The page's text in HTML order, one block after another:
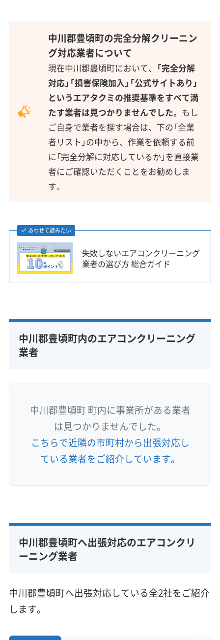
中川郡豊頃町の完全分解クリーニン
グ対応業者について
現在中川郡豊頃町において、 「完全分解
対応」「損害保険加入」「公式サイトあり」
というエアタクミの推奨基準をすべて満
たす業者は見つかりませんでした。 もし
ご自身で業者を探す場合は、下の「全業
者リスト」の中から、作業を依頼する前
に「完全分解に対応しているか」を直接業
者にご確認いただくことをお勧めしま
す。
あわせて読みたい
失敗しないエアコンクリーニング
業者の選び方 総合ガイド
中川郡豊頃町内のエアコンクリーニング
業者
中川郡豊頃町 町内に事業所がある業者
は見つかりませんでした。
こちらで近隣の市町村から出張対応し
ている業者をご紹介しています。
中川郡豊頃町へ出張対応のエアコンクリ
ーニング業者
中川郡豊頃町へ出張対応している全2社をご紹介
します。